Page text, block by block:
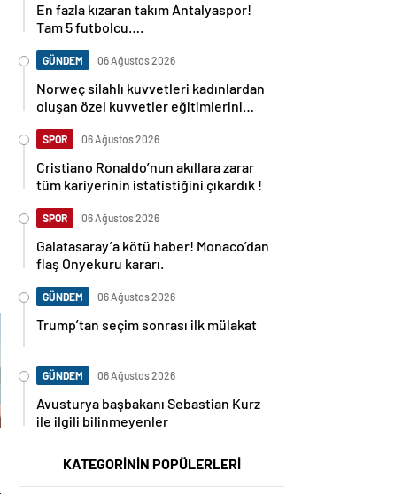
En fazla kızaran takım Antalyaspor!
Tam 5 futbolcu….
GÜNDEM 06 Ağustos 2026
Norweç silahlı kuvvetleri kadınlardan
oluşan özel kuvvetler eğitimlerini
SPOR 06 Ağustos 2026
Cristiano Ronaldo’nun akıllara zarar
tüm kariyerinin istatistiğini çıkardık !
SPOR 06 Ağustos 2026
Galatasaray’a kötü haber! Monaco’dan
flaş Onyekuru kararı.
GÜNDEM 06 Ağustos 2026
Trump’tan seçim sonrası ilk mülakat
GÜNDEM 06 Ağustos 2026
Avusturya başbakanı Sebastian Kurz
ile ilgili bilinmeyenler
KATEGORİNİN POPÜLERLERİ